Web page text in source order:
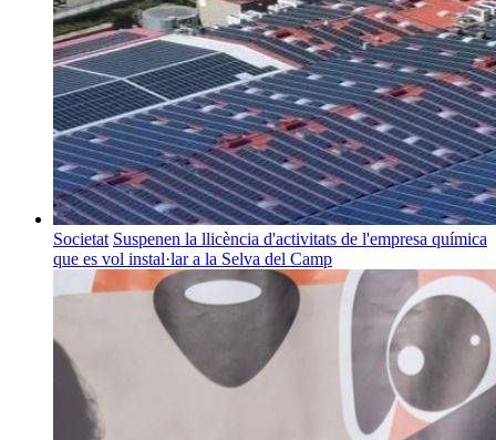
Societat Suspenen la llicència d'activitats de l'empresa química
que es vol instal·lar a la Selva del Camp